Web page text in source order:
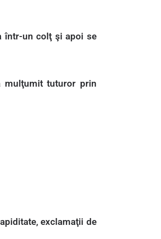
într-un colţ şi apoi se
mulţumit tuturor prin
exclamaţii de